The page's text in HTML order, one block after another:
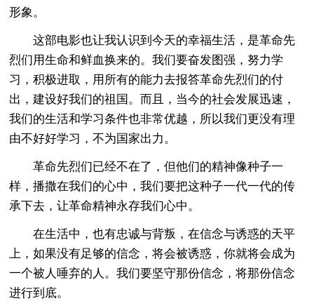
形象。
这部电影也让我认识到今天的幸福生活，是革命先
烈们用生命和鲜血换来的。我们要奋发图强，努力学
习，积极进取，用所有的能力去报答革命先烈们的付
出，建设好我们的祖国。而且，当今的社会发展迅速，
我们的生活和学习条件也非常优越，所以我们更没有理
由不好好学习，不为国家出力。
革命先烈们已经不在了，但他们的精神像种子一
样，播撒在我们的心中，我们要把这种子一代一代的传
承下去，让革命精神永存我们心中。
在生活中，也有忠诚与背叛，在信念与诱惑的天平
上，如果没有足够的信念，将会被诱惑，你就将会成为
一个被人唾弃的人。我们要坚守那份信念，将那份信念
进行到底。